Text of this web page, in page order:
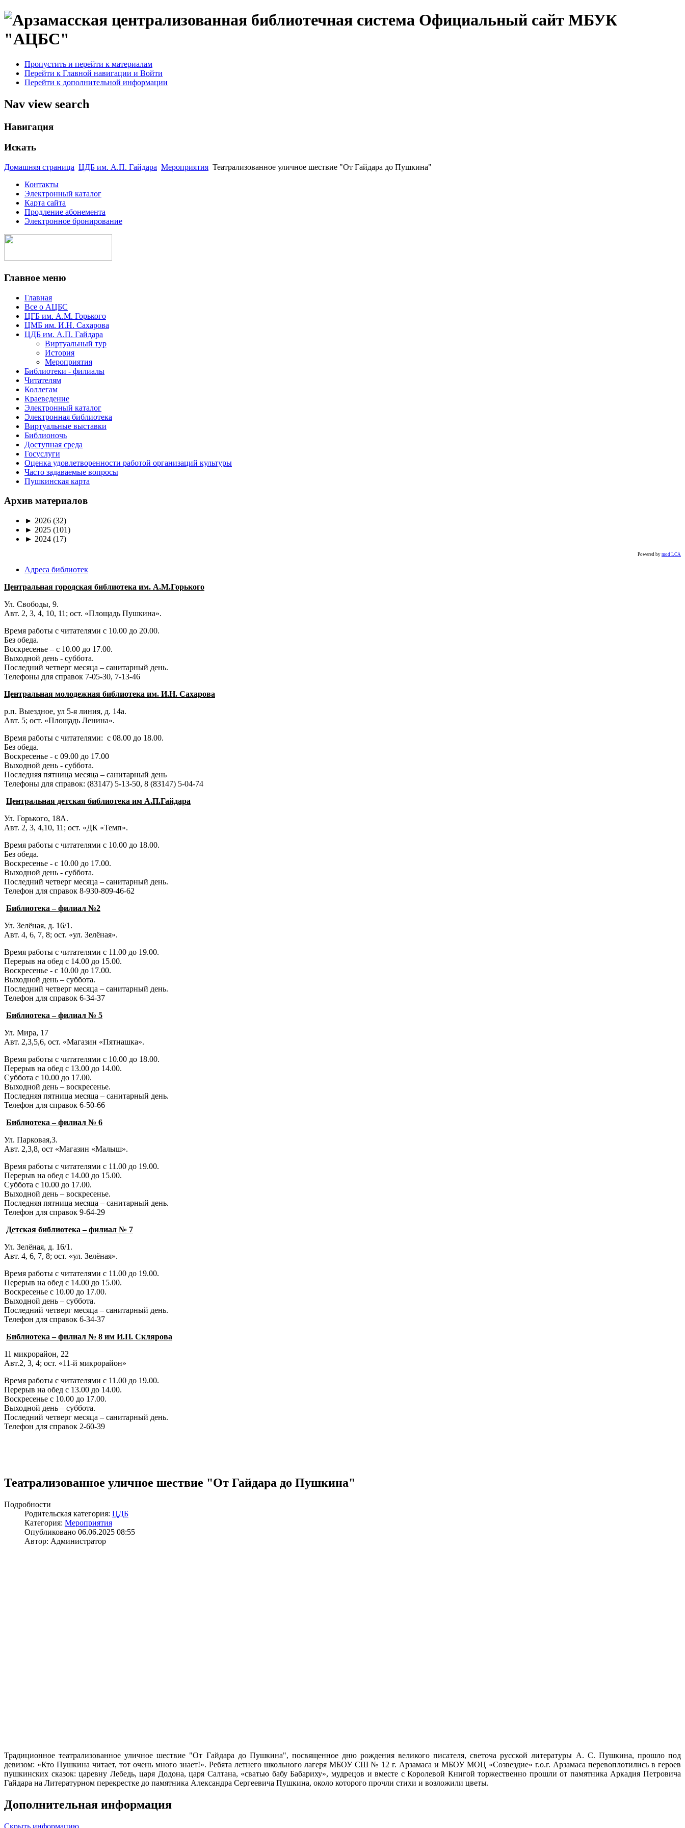
Официальный сайт МБУК
"АЦБС"
Пропустить и перейти к материалам
Перейти к Главной навигации и Войти
Перейти к дополнительной информации
Nav view search
Навигация
Искать
Домашняя страница ЦДБ им. А.П. Гайдара Мероприятия Театрализованное уличное шествие "От Гайдара до Пушкина"
Контакты
Электронный каталог
Карта сайта
Продление абонемента
Электронное бронирование
Главное меню
Главная
Все о АЦБС
ЦГБ им. А.М. Горького
ЦМБ им. И.Н. Сахарова
ЦДБ им. А.П. Гайдара
Виртуальный тур
История
Мероприятия
Библиотеки - филиалы
Читателям
Коллегам
Краеведение
Электронный каталог
Электронная библиотека
Виртуальные выставки
Библионочь
Доступная среда
Госуслуги
Оценка удовлетворенности работой организаций культуры
Часто задаваемые вопросы
Пушкинская карта
Архив материалов
► 2026 (32)
► 2025 (101)
► 2024 (17)
Powered by mod LCA
Адреса библиотек
Центральная городская библиотека им. А.М.Горького
Ул. Свободы, 9.
Авт. 2, 3, 4, 10, 11; ост. «Площадь Пушкина».
Время работы с читателями с 10.00 до 20.00.
Без обеда.
Воскресенье – с 10.00 до 17.00.
Выходной день - суббота.
Последний четверг месяца – санитарный день.
Телефоны для справок 7-05-30, 7-13-46
Центральная молодежная библиотека им. И.Н. Сахарова
р.п. Выездное, ул 5-я линия, д. 14а.
Авт. 5; ост. «Площадь Ленина».
Время работы с читателями: с 08.00 до 18.00.
Без обеда.
Воскресенье - с 09.00 до 17.00
Выходной день - суббота.
Последняя пятница месяца – санитарный день
Телефоны для справок: (83147) 5-13-50, 8 (83147) 5-04-74
Центральная детская библиотека им А.П.Гайдара
Ул. Горького, 18А.
Авт. 2, 3, 4,10, 11; ост. «ДК «Темп».
Время работы с читателями с 10.00 до 18.00.
Без обеда.
Воскресенье - с 10.00 до 17.00.
Выходной день - суббота.
Последний четверг месяца – санитарный день.
Телефон для справок 8-930-809-46-62
Библиотека – филиал №2
Ул. Зелёная, д. 16/1.
Авт. 4, 6, 7, 8; ост. «ул. Зелёная».
Время работы с читателями с 11.00 до 19.00.
Перерыв на обед с 14.00 до 15.00.
Воскресенье - с 10.00 до 17.00.
Выходной день – суббота.
Последний четверг месяца – санитарный день.
Телефон для справок 6-34-37
Библиотека – филиал № 5
Ул. Мира, 17
Авт. 2,3,5,6, ост. «Магазин «Пятнашка».
Время работы с читателями с 10.00 до 18.00.
Перерыв на обед с 13.00 до 14.00.
Суббота с 10.00 до 17.00.
Выходной день – воскресенье.
Последняя пятница месяца – санитарный день.
Телефон для справок 6-50-66
Библиотека – филиал № 6
Ул. Парковая,3.
Авт. 2,3,8, ост «Магазин «Малыш».
Время работы с читателями с 11.00 до 19.00.
Перерыв на обед с 14.00 до 15.00.
Суббота с 10.00 до 17.00.
Выходной день – воскресенье.
Последняя пятница месяца – санитарный день.
Телефон для справок 9-64-29
Детская библиотека – филиал № 7
Ул. Зелёная, д. 16/1.
Авт. 4, 6, 7, 8; ост. «ул. Зелёная».
Время работы с читателями с 11.00 до 19.00.
Перерыв на обед с 14.00 до 15.00.
Воскресенье с 10.00 до 17.00.
Выходной день – суббота.
Последний четверг месяца – санитарный день.
Телефон для справок 6-34-37
Библиотека – филиал № 8 им И.П. Склярова
11 микрорайон, 22
Авт.2, 3, 4; ост. «11-й микрорайон»
Время работы с читателями с 11.00 до 19.00.
Перерыв на обед с 13.00 до 14.00.
Воскресенье с 10.00 до 17.00.
Выходной день – суббота.
Последний четверг месяца – санитарный день.
Телефон для справок 2-60-39
Театрализованное уличное шествие "От Гайдара до Пушкина"
Подробности
Родительская категория: ЦДБ
Категория: Мероприятия
Опубликовано 06.06.2025 08:55
Автор: Администратор
Традиционное театрализованное уличное шествие "От Гайдара до Пушкина", посвященное дню рождения великого писателя, светоча русской литературы А. С. Пушкина, прошло под
девизом: «Кто Пушкина читает, тот очень много знает!». Ребята летнего школьного лагеря МБОУ СШ № 12 г. Арзамаса и МБОУ МОЦ «Созвездие» г.о.г. Арзамаса перевоплотились в героев
пушкинских сказок: царевну Лебедь, царя Додона, царя Салтана, «сватью бабу Бабариху», мудрецов и вместе с Королевой Книгой торжественно прошли от памятника Аркадия Петровича
Гайдара на Литературном перекрестке до памятника Александра Сергеевича Пушкина, около которого прочли стихи и возложили цветы.
Дополнительная информация
Скрыть информацию